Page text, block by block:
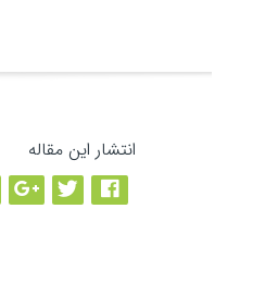
انتشار این مقاله